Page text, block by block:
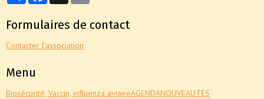
Formulaires de contact
Contacter l'association
Menu
Biosécurité, Vaccin, influenza aviaireAGENDANOUVEAUTES